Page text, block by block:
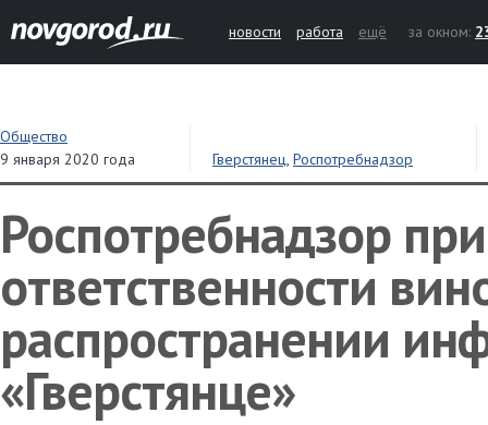
новости работа ещё за окном:
Общество
9 января 2020 года
Гверстянец, Роспотребнадзор
Роспотребнадзор
ответственности
распространении
«Гверстянце»